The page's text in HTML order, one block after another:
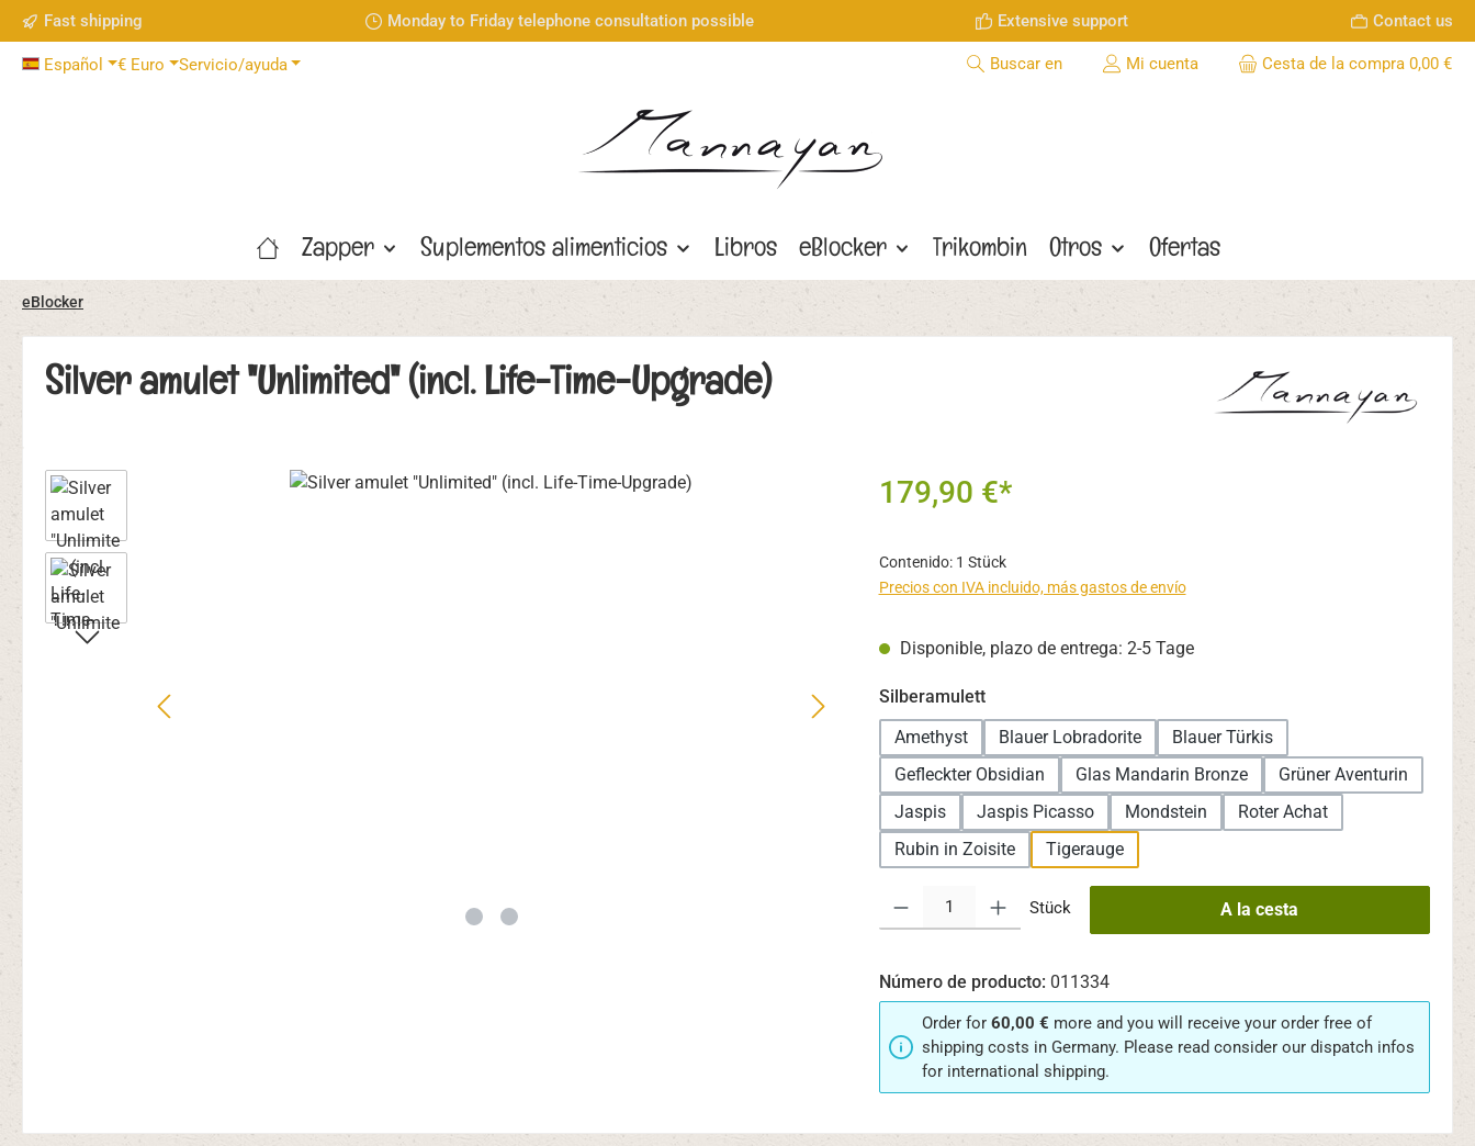
al contenido principal
Saltar a la búsqueda
Saltar a la navegación principal
Fast shipping Monday to Friday telephone consultation possible Extensive support Contact us
Español € Euro Servicio/ayuda Buscar en Mi cuenta Cesta de la compra 0,00 €
Zapper Suplementos alimenticios Libros eBlocker Trikombin Otros Ofertas
eBlocker
Silver amulet "Unlimited" (incl. Life-Time-Upgrade)
Omitir galería de imágenes 179,90 €*
Contenido: 1 Stück
Precios con IVA incluido, más gastos de envío
Disponible, plazo de entrega: 2-5 Tage
Seleccione
Silberamulett
Amethyst
Blauer Lobradorite
Blauer Türkis
Gefleckter Obsidian
Glas Mandarin Bronze
Grüner Aventurin
Jaspis
Jaspis Picasso Mondstein
Roter Achat
Rubin in Zoisite
Tigerauge
Stück A la cesta
Número de producto: 011334
Order for 60,00 € more and you will receive your order free of
shipping costs in Germany. Please read consider our dispatch infos
for international shipping.